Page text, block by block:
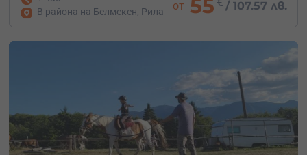
В района на Белмекен, Рила
от 55 /107.57 лв.